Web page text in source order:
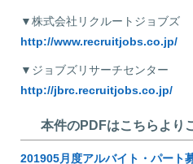
▼株式会社リクルートジョブズ
http://www.recruitjobs.co.jp/
▼ジョブズリサーチセンター
http://jbrc.recruitjobs.co.jp/
本件のPDFはこちらより
201905月度アルバイト・パート